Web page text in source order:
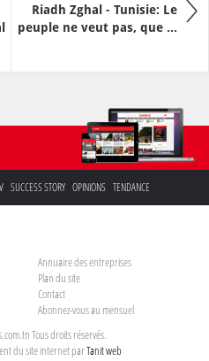
Riadh Zghal - Tunisie: Le
peuple ne veut pas, que ...
SUCCESS STORY OPINIONS TENDANCE
Annuaire des entreprises
Plan du site
Contact
Abonnez-vous au mensuel
Tous droits réservés.
du site internet parTanit web